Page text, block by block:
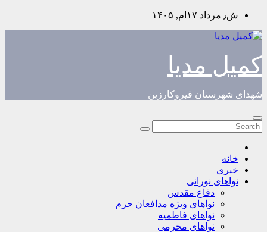
Skip
content
ش٫ مرداد ۱۷ام, ۱۴۰۵
کمیل مدیا
شهدای شهرستان قیروکارزین
خانه
خبری
نواهای نورانی
دفاع مقدس
نواهای ویژه مدافعان حرم
نواهای فاطمیه
نواهای محرمی